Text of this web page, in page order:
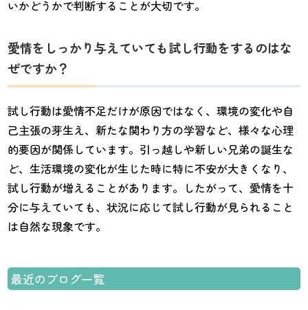
いかどうかで判断することが大切です。
愛情をしっかり与えていても試し行動をするのはな
ぜですか？
試し行動は愛情不足だけが原因ではなく、環境の変化や自
己主張の芽生え、新たな関わり方の学習など、様々な心理
的要因が関係しています。引っ越しや新しい兄弟の誕生な
ど、生活環境の変化が生じた時に特に不安が大きくなり、
試し行動が増えることがあります。したがって、愛情を十
分に与えていても、状況に応じて試し行動が見られること
は自然な現象です。
最近のブログ一覧